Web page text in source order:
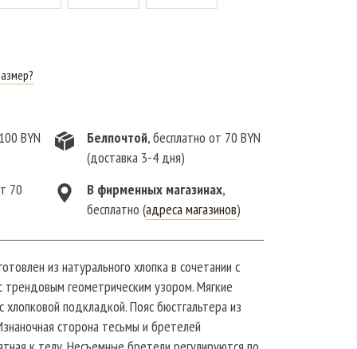
BYN
Белпочтой, бесплатно от 70 BYN
(доставка 3-4 дня)
70
В фирменныx магазинах,
бесплатно (адреса магазинов)
из натурального хлопка в сочетании с
геометрическим узором. Мягкие
подкладкой. Пояс бюстгальтера из
сторона тесьмы и бретелей